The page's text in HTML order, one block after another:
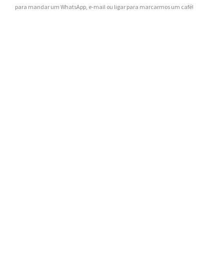
para mandar um WhatsApp, e-mail ou ligar para marcarmos um café!